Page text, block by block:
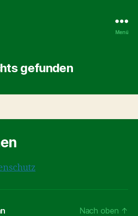
Menü
gefunden
Nach oben ↑